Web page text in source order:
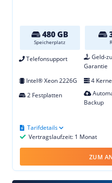
480 GB
Speicherplatz
Telefonsupport
Geld-
Garantie
Intel® Xeon 2226G 4 Kerne
2 Festplatten
Backup
Vertragslaufzeit: 1 Monat
Tarifdetails
ZUM